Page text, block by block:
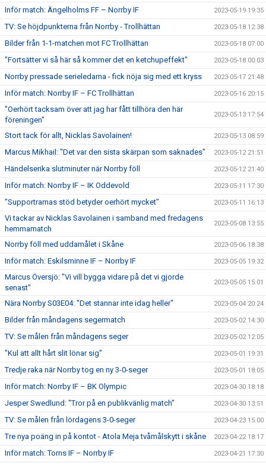
Inför match: Ängelholms FF – Norrby IF 2023-05-19 19:35
TV: Se höjdpunkterna från Norrby - Trollhättan 2023-05-18 12:38
Bilder från 1-1-matchen mot FC Trollhättan 2023-05-18 07:00
"Fortsätter vi så här så kommer det en ketchupeffekt" 2023-05-18 00:03
Norrby pressade serieledarna - fick nöja sig med ett kryss 2023-05-17 21:48
Inför match: Norrby IF – FC Trollhättan 2023-05-16 20:15
"Oerhört tacksam över att jag har fått tillhöra den här
föreningen"
2023-05-13 17:54
Stort tack för allt, Nicklas Savolainen! 2023-05-13 08:59
Marcus Mikhail: "Det var den sista skärpan som saknades" 2023-05-12 21:51
Händelserika slutminuter när Norrby föll 2023-05-12 21:40
Inför match: Norrby IF – IK Oddevold 2023-05-11 17:30
"Supportrarnas stöd betyder oerhört mycket" 2023-05-11 16:13
Vi tackar av Nicklas Savolainen i samband med fredagens
hemmamatch
2023-05-08 13:55
Norrby föll med uddamålet i Skåne 2023-05-06 18:38
Inför match: Eskilsminne IF – Norrby IF 2023-05-05 19:32
Marcus Översjö: "Vi vill bygga vidare på det vi gjorde
senast"
2023-05-05 15:01
Nära Norrby S03E04: "Det stannar inte idag heller" 2023-05-04 20:24
Bilder från måndagens segermatch 2023-05-02 14:30
TV: Se målen från måndagens seger 2023-05-02 12:05
"Kul att allt hårt slit lönar sig" 2023-05-01 19:31
Tredje raka när Norrby tog en ny 3-0-seger 2023-05-01 18:05
Inför match: Norrby IF – BK Olympic 2023-04-30 18:18
Jesper Swedlund: "Tror på en publikvänlig match" 2023-04-30 13:51
TV: Se målen från lördagens 3-0-seger 2023-04-23 15:00
Tre nya poäng in på kontot - Atola Meja tvåmålskytt i skåne 2023-04-22 18:17
Inför match: Torns IF – Norrby IF 2023-04-21 17:30